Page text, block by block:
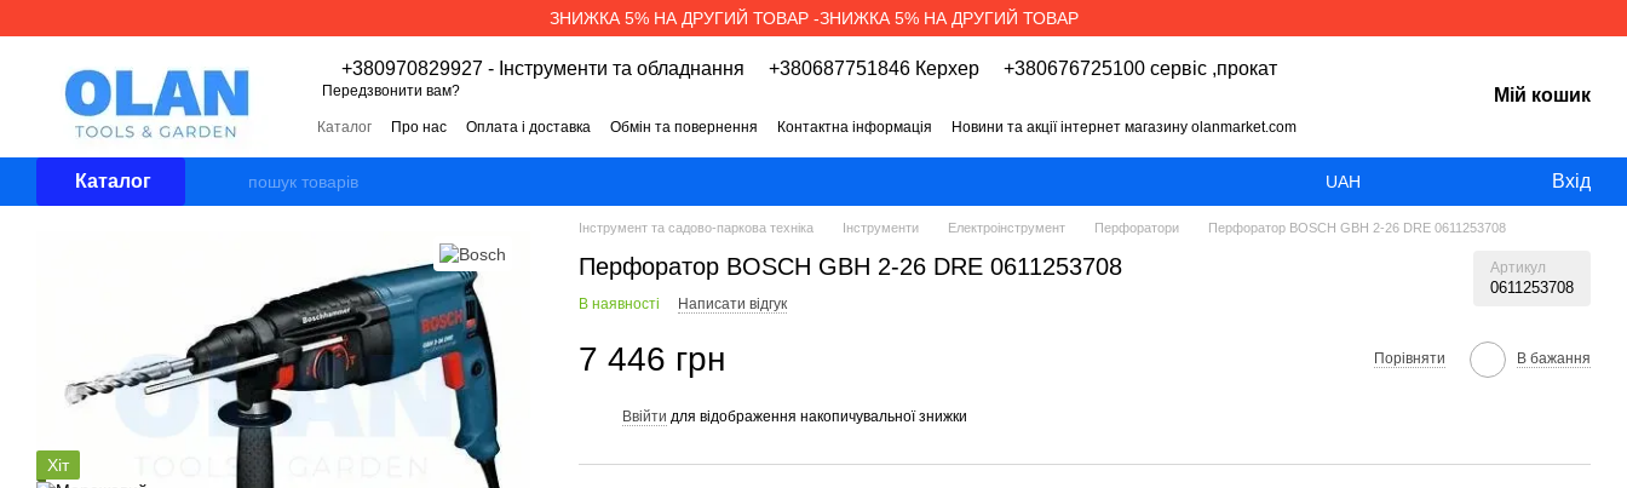
ЗНИЖКА 5% НА ДРУГИЙ ТОВАР -ЗНИЖКА 5% НА ДРУГИЙ ТОВАР
+380970829927 - Інструменти та обладнання +380687751846 Керхер +380676725100 сервіс ,прокат
Передзвонити вам?
Каталог Про нас Оплата і доставка Обмін та повернення Контактна інформація
Новини та акції інтернет магазину olanmarket.com
Мій кошик
Каталог UAH Вхід
Хіт
Інструмент та садово-паркова техніка Інструменти Електроінструмент Перфоратори Перфоратор BOSCH GBH 2-26 DRE 0611253708
Перфоратор BOSCH GBH 2-26 DRE 0611253708 Артикул
0611253708
В наявності Написати відгук
7 446 грн Порівняти В бажання
Ввійти для відображення накопичувальної знижки